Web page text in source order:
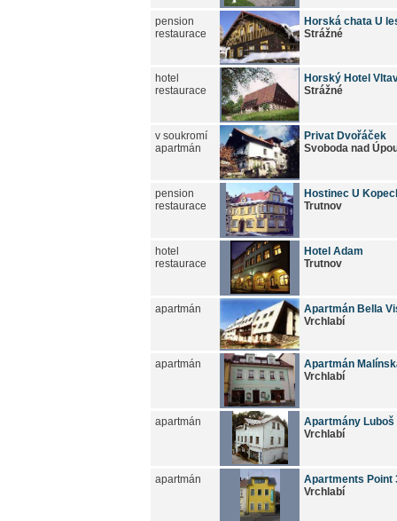
pension
restaurace
Horská chata U
Strážné
hotel
restaurace
Horský Hotel
Strážné
v soukromí
apartmán
Privat Dvořáček
Svoboda nad
pension
restaurace
Hostinec U
Trutnov
hotel
restaurace
Hotel Adam
Trutnov
apartmán
Apartmán Bella
Vrchlabí
apartmán
Apartmán
Vrchlabí
apartmán
Apartmány Luboš
Vrchlabí
apartmán
Apartments Point
Vrchlabí